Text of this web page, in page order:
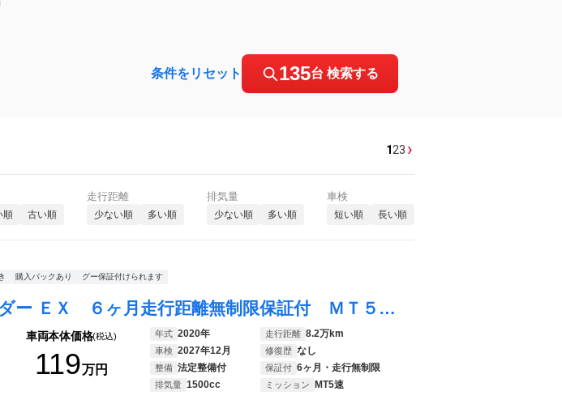
条件をリセット 135台 検索する
123 ›
順 古い順
走行距離
少ない順 多い順
排気量
少ない順 多い順
車検
短い順 長い順
購入パックあり グー保証付けられます
カローラフィールダー ＥＸ ６ヶ月走行距離無制限保証付 ＭＴ５速 ＨＤＤナビ バックカメラ 衝突軽減ブレーキ ＥＴＣ 禁煙車 Ｂｌｕｅｔｏｏｔｈ フルセグＴＶ スマートキー オートハイビーム 盗難防止装置 ミュージックサーバー
車両本体価格(税込)
119万円
年式 2020年 走行距離 8.2万km
車検 2027年12月 修復歴 なし
整備 法定整備付 保証付 6ヶ月・走行無制限
排気量 1500cc ミッション MT5速